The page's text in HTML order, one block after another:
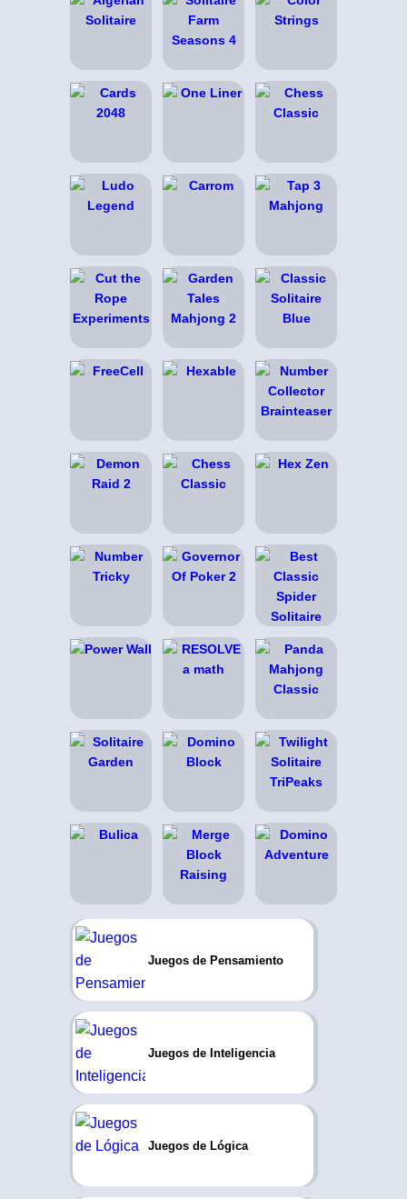
Juegos de Pensamiento
Juegos de Inteligencia
Juegos de Lógica